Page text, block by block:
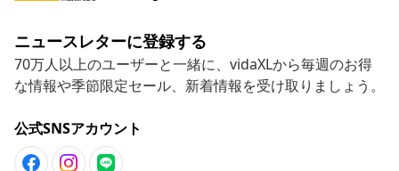
ニュースレターに登録する
70万人以上のユーザーと一緒に、vidaXLから毎週のお得
な情報や季節限定セール、新着情報を受け取りましょう。
公式SNSアカウント